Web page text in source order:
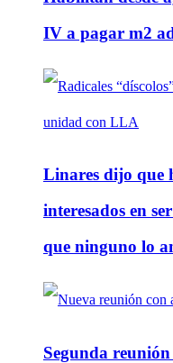
IV a pagar m2
Linares dijo que
interesados en
que ninguno lo
Segunda